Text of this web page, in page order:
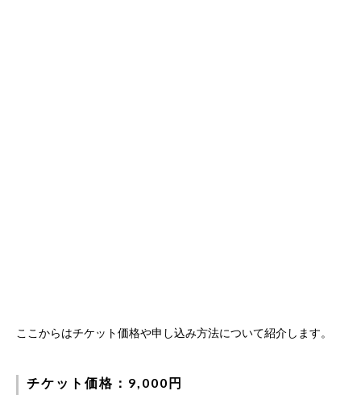
ここからはチケット価格や申し込み方法について紹介します。
チケット価格：9,000円